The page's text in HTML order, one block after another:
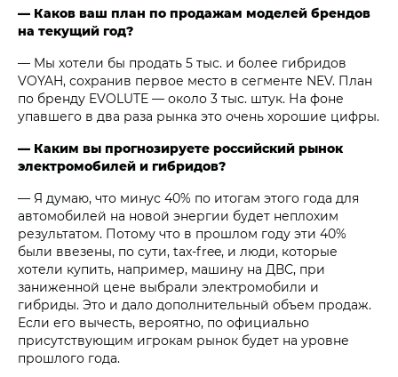
— Каков ваш план по продажам моделей брендов
на текущий год?
— Мы хотели бы продать 5 тыс. и более гибридов
VOYAH, сохранив первое место в сегменте NEV. План
по бренду EVOLUTE — около 3 тыс. штук. На фоне
упавшего в два раза рынка это очень хорошие цифры.
— Каким вы прогнозируете российский рынок
электромобилей и гибридов?
— Я думаю, что минус 40% по итогам этого года для
автомобилей на новой энергии будет неплохим
результатом. Потому что в прошлом году эти 40%
были ввезены, по сути, tax-free, и люди, которые
хотели купить, например, машину на ДВС, при
заниженной цене выбрали электромобили и
гибриды. Это и дало дополнительный объем продаж.
Если его вычесть, вероятно, по официально
присутствующим игрокам рынок будет на уровне
прошлого года.